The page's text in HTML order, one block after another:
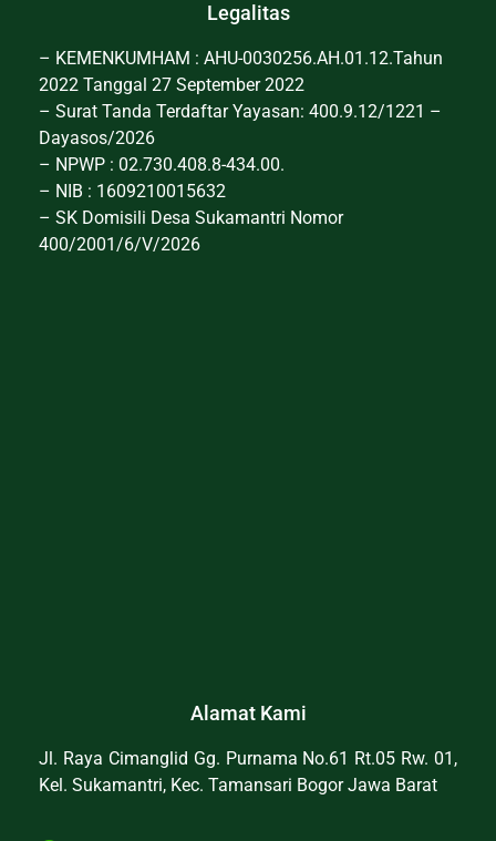
Legalitas
– KEMENKUMHAM : AHU-0030256.AH.01.12.Tahun
2022 Tanggal 27 September 2022
– Surat Tanda Terdaftar Yayasan: 400.9.12/1221 –
Dayasos/2026
– NPWP : 02.730.408.8-434.00.
– NIB : 1609210015632
– SK Domisili Desa Sukamantri Nomor
400/2001/6/V/2026
Alamat Kami
Jl. Raya Cimanglid Gg. Purnama No.61 Rt.05 Rw. 01,
Kel. Sukamantri, Kec. Tamansari Bogor Jawa Barat